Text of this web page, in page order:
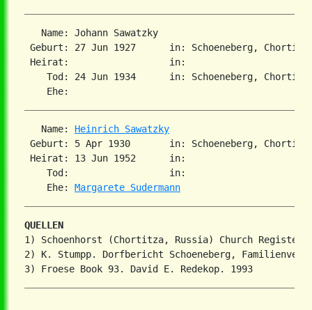
   Name: Johann Sawatzky
Geburt: 27 Jun 1927      in: Schoeneberg,
Heirat:                  in:
Tod: 24 Jun 1934      in: Schoeneberg,
   Name:
Heinrich Sawatzky
Geburt: 5 Apr 1930       in: Schoeneberg,
Heirat: 13 Jun 1952      in:
    Tod:                  in:
    Ehe:
Margarete Sudermann
QUELLEN
1) Schoenhorst (Chortitza, Russia) Church Register
2) K. Stumpp. Dorfbericht Schoeneberg,